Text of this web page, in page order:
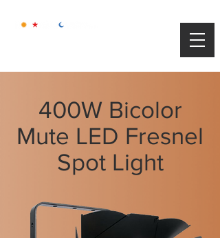
400W Bicolor
Mute LED Fresnel
Spot Light